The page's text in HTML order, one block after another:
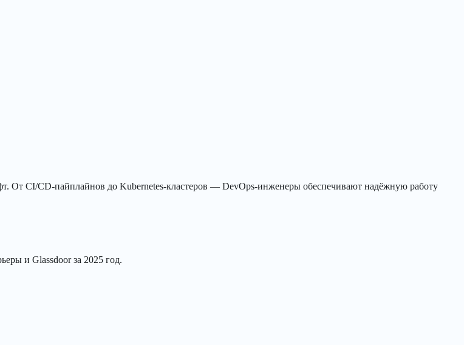
От CI/CD-пайплайнов до Kubernetes-кластеров — DevOps-инженеры обеспечивают надёжную работу
и Glassdoor за 2025 год.